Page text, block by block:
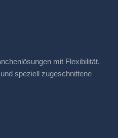
mit Flexibilität,
speziell zugeschnittene